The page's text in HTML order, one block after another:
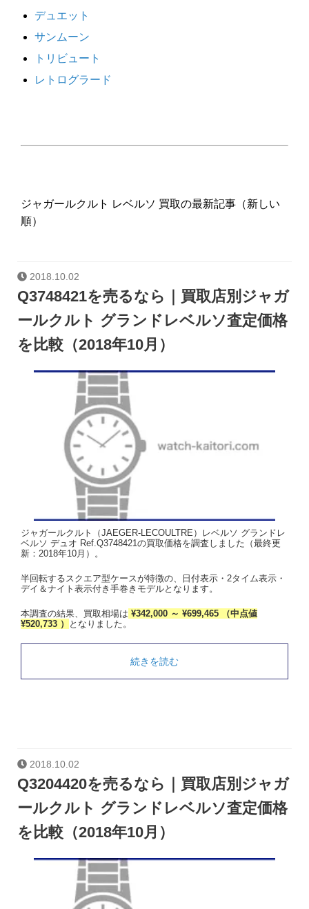
デュエット
サンムーン
トリビュート
レトログラード
ジャガールクルト レベルソ 買取の最新記事（新しい
順）
2018.10.02
Q3748421を売るなら｜買取店別ジャガ
ールクルト グランドレベルソ査定価格
を比較（2018年10月）
ジャガールクルト（JAEGER-LECOULTRE）レベルソ グランドレ
ベルソ デュオ Ref.Q3748421の買取価格を調査しました（最終更
新：2018年10月）。
半回転するスクエア型ケースが特徴の、日付表示・2タイム表示・
デイ＆ナイト表示付き手巻きモデルとなります。
本調査の結果、買取相場は ¥342,000 ～ ¥699,465 （中点値
¥520,733 ）
となりました。
続きを読む
2018.10.02
Q3204420を売るなら｜買取店別ジャガ
ールクルト グランドレベルソ査定価格
を比較（2018年10月）